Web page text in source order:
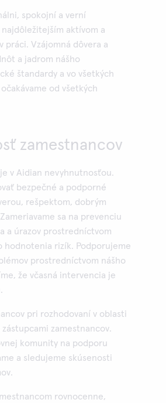
spokojní a verní
aktívom a
práci. Vzájomná dôvera a
a jadrom nášho
štandardy a vo všetkých
od všetkých
zamestnancov
v Aidian nevyhnutnosťou.
bezpečné a podporné
rešpektom, dobrým
sa na prevenciu
a úrazov prostredníctvom
hodnotenia rizík. Podporujeme
prostredníctvom nášho
že včasná intervencia je
pri rozhodovaní v oblasti
zamestnancov.
komunity na podporu
a sledujeme skúsenosti
rovnocenne,